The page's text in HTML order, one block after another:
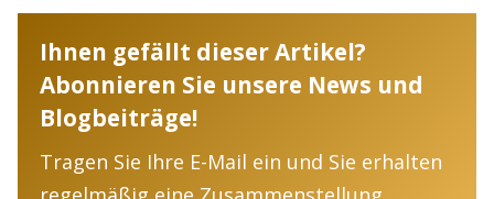
Ihnen gefällt dieser Artikel?
Abonnieren Sie unsere News und
Blogbeiträge!
Tragen Sie Ihre E-Mail ein und Sie erhalten